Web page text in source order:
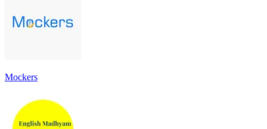
Mockers